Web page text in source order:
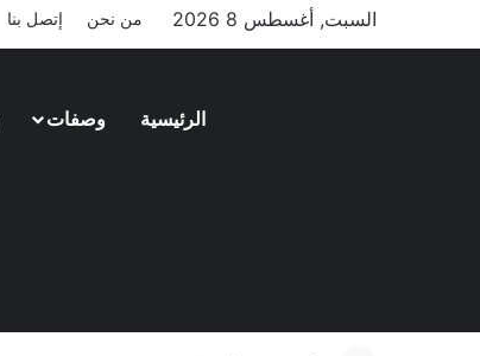
السبت, أغسطس 8 2026 من نحن إتصل بنا
الرئيسية وصفات